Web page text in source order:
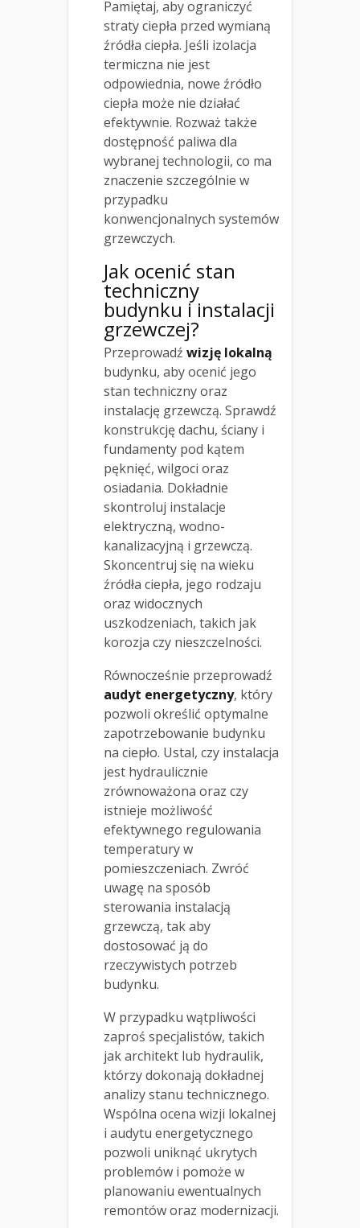
Pamiętaj, aby ograniczyć
straty ciepła przed wymianą
źródła ciepła. Jeśli izolacja
termiczna nie jest
odpowiednia, nowe źródło
ciepła może nie działać
efektywnie. Rozważ także
dostępność paliwa dla
wybranej technologii, co ma
znaczenie szczególnie w
przypadku
konwencjonalnych systemów
grzewczych.
Jak ocenić stan
techniczny
budynku i instalacji
grzewczej?
Przeprowadź wizję lokalną
budynku, aby ocenić jego
stan techniczny oraz
instalację grzewczą. Sprawdź
konstrukcję dachu, ściany i
fundamenty pod kątem
pęknięć, wilgoci oraz
osiadania. Dokładnie
skontroluj instalacje
elektryczną, wodno-
kanalizacyjną i grzewczą.
Skoncentruj się na wieku
źródła ciepła, jego rodzaju
oraz widocznych
uszkodzeniach, takich jak
korozja czy nieszczelności.
Równocześnie przeprowadź
audyt energetyczny, który
pozwoli określić optymalne
zapotrzebowanie budynku
na ciepło. Ustal, czy instalacja
jest hydraulicznie
zrównoważona oraz czy
istnieje możliwość
efektywnego regulowania
temperatury w
pomieszczeniach. Zwróć
uwagę na sposób
sterowania instalacją
grzewczą, tak aby
dostosować ją do
rzeczywistych potrzeb
budynku.
W przypadku wątpliwości
zaproś specjalistów, takich
jak architekt lub hydraulik,
którzy dokonają dokładnej
analizy stanu technicznego.
Wspólna ocena wizji lokalnej
i audytu energetycznego
pozwoli uniknąć ukrytych
problemów i pomoże w
planowaniu ewentualnych
remontów oraz modernizacji.